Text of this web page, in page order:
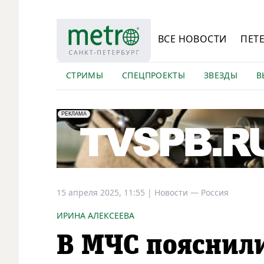
ВСЕ НОВОСТИ
СТРИМЫ СПЕЦПРОЕКТЫ ЗВЕЗДЫ
erid: LdtCK5Efv
РЕКЛАМА
АО "ГАТР", ИНН: 7841320717
15 апреля 2025, 11:55 | Новости — Россия
ИРИНА АЛЕКСЕЕВА
В МЧС